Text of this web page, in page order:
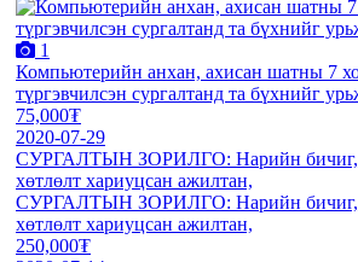
1
Компьютерийн анхан, ахисан шатны 7
түргэвчилсэн сургалтанд та бүхнийг
75,000₮
2020-07-29
СУРГАЛТЫН ЗОРИЛГО: Нарийн бичиг,
хөтлөлт хариуцсан ажилтан,
СУРГАЛТЫН ЗОРИЛГО: Нарийн бичиг,
хөтлөлт хариуцсан ажилтан,
250,000₮